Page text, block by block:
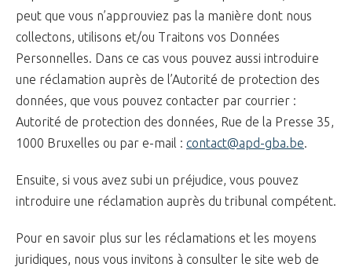
peut que vous n’approuviez pas la manière dont nous
collectons, utilisons et/ou Traitons vos Données
Personnelles. Dans ce cas vous pouvez aussi introduire
une réclamation auprès de l’Autorité de protection des
données, que vous pouvez contacter par courrier :
Autorité de protection des données, Rue de la Presse 35,
1000 Bruxelles ou par e-mail : contact@apd-gba.be.
Ensuite, si vous avez subi un préjudice, vous pouvez
introduire une réclamation auprès du tribunal compétent.
Pour en savoir plus sur les réclamations et les moyens
juridiques, nous vous invitons à consulter le site web de